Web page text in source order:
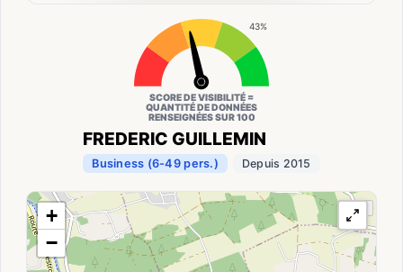
FREDERIC GUILLEMIN
Business (6-49 pers.) Depuis 2015
43%
SCORE DE VISIBILITÉ =
QUANTITÉ DE DONNÉES
RENSEIGNÉES SUR 100
+
−